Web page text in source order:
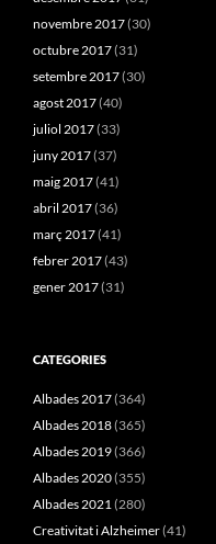
novembre 2017(30)
octubre 2017(31)
setembre 2017(30)
agost 2017(40)
juliol 2017(33)
juny 2017(37)
maig 2017(41)
abril 2017(36)
març 2017(41)
febrer 2017(43)
gener 2017(31)
CATEGORIES
Albades 2017(364)
Albades 2018(365)
Albades 2019(366)
Albades 2020(355)
Albades 2021(280)
Creativitat i Alzheimer(41)